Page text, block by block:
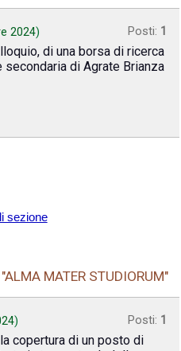
2024) Posti: 1
di una borsa di ricerca
di Agrate Brianza
sezione
MATER STUDIORUM"
) Posti: 1
copertura di un posto di